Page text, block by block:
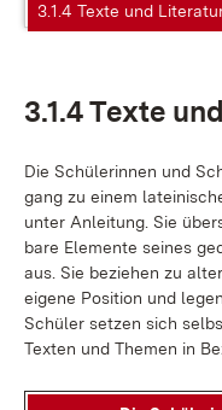
3.1.4 Texte und
3.1.4 Tex­te
Die Schü­le­rin­nen und
gang zu ei­nem
un­ter An­lei­tung. Sie
ba­re Ele­men­te sei­nes
aus. Sie be­zie­hen zu
ei­ge­ne Po­si­ti­on und
Schü­ler set­zen sich
Tex­ten und The­men in